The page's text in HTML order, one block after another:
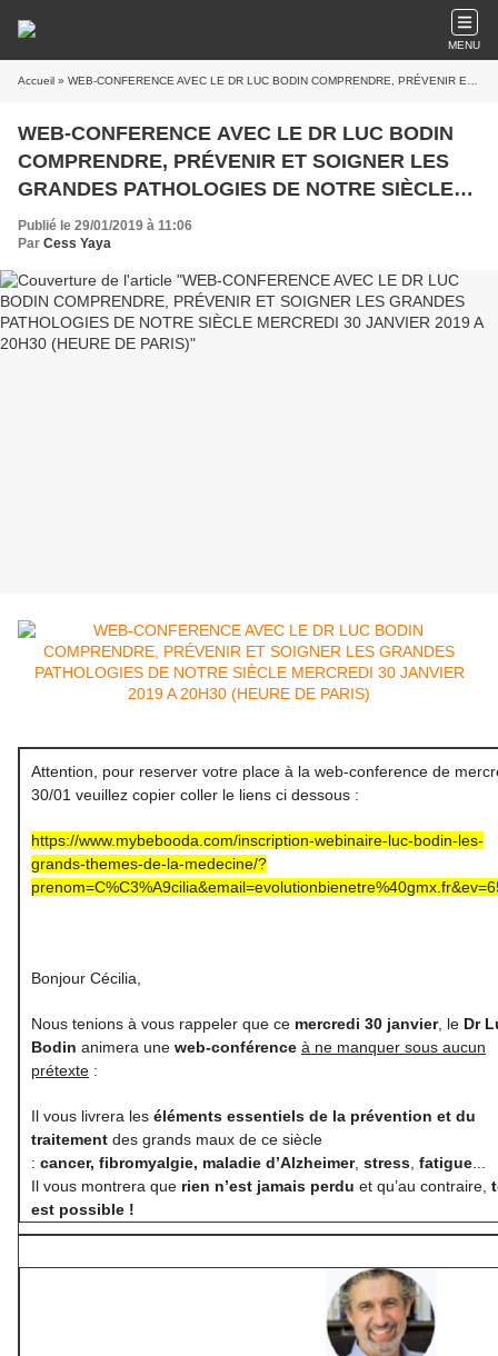
MENU
Accueil » WEB-CONFERENCE AVEC LE DR LUC BODIN COMPRENDRE, PRÉVENIR ET SOIGNER LES GRANDES PATHOLOGIES DE NOTRE SIÈCLE MERCREDI 30 JANVIER 2019 A 20H30 (HEURE DE PARIS)
WEB-CONFERENCE AVEC LE DR LUC BODIN
COMPRENDRE, PRÉVENIR ET SOIGNER LES
GRANDES PATHOLOGIES DE NOTRE SIÈCLE
MERCREDI 30 JANVIER 2019 A 20H30 (HEURE
DE PARIS)
Publié le 29/01/2019 à 11:06
Par Cess Yaya
Attention, pour reserver votre place à la web-conference de
30/01 veuillez copier coller le liens ci dessous :
https://www.mybebooda.com/inscription-webinaire-luc-bodin-les-
grands-themes-de-la-medecine/?
Bonjour Cécilia,
Nous tenions à vous rappeler que ce mercredi 30 janvier, le Dr
Bodin animera une web-conférence à ne manquer sous aucun
prétexte :
Il vous livrera les éléments essentiels de la prévention et du
traitement des grands maux de ce siècle
: cancer, fibromyalgie, maladie d’Alzheimer, stress fatigue
Il vous montrera que rien n’est jamais perdu et qu’au contraire,
est possible !